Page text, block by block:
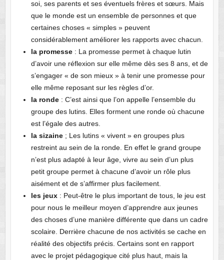
soi, ses parents et ses éventuels frères et sœurs. Mais
que le monde est un ensemble de personnes et que
certaines choses « simples » peuvent
considérablement améliorer les rapports avec chacun.
la promesse: La promesse permet à chaque lutin
d’avoir une réflexion sur elle même dès ses 8 ans, et de
s’engager « de son mieux » à tenir une promesse pour
elle même reposant sur les règles d’or.
la ronde: C’est ainsi que l’on appelle l’ensemble du
groupe des lutins. Elles forment une ronde où chacune
est l’égale des autres.
la sizaine; Les lutins « vivent » en groupes plus
restreint au sein de la ronde. En effet le grand groupe
n’est plus adapté à leur âge, vivre au sein d’un plus
petit groupe permet à chacune d’avoir un rôle plus
aisément et de s’affirmer plus facilement.
les jeux: Peut-être le plus important de tous, le jeu est
pour nous le meilleur moyen d’apprendre aux jeunes
des choses d’une manière différente que dans un cadre
scolaire. Derrière chacune de nos activités se cache en
réalité des objectifs précis. Certains sont en rapport
avec le projet pédagogique cité plus haut, mais la